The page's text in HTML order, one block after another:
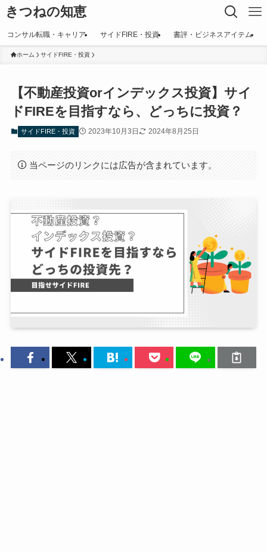
きつねの知恵
コンサル転職・キャリア サイドFIRE・投資 書評・ビジネスアイテム
ホーム サイドFIRE・投資
【不動産投資orインデックス投資】サイ
ドFIREを目指すなら、どっちに投資？
サイドFIRE・投資 2023年10月3日 2024年8月25日
当ページのリンクには広告が含まれています。